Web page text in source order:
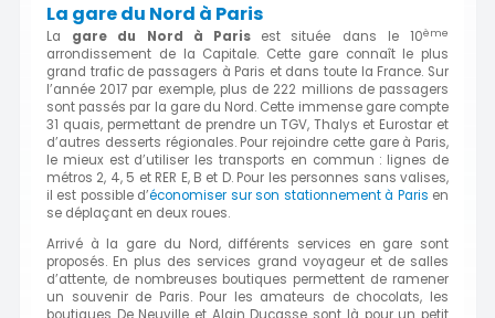
La gare du Nord à Paris
La gare du Nord à Paris est située dans le 10ème
arrondissement de la Capitale. Cette gare connaît le plus
grand trafic de passagers à Paris et dans toute la France. Sur
l’année 2017 par exemple, plus de 222 millions de passagers
sont passés par la gare du Nord. Cette immense gare compte
31 quais, permettant de prendre un TGV, Thalys et Eurostar et
d’autres desserts régionales. Pour rejoindre cette gare à Paris,
le mieux est d’utiliser les transports en commun : lignes de
métros 2, 4, 5 et RER E, B et D. Pour les personnes sans valises,
il est possible d’économiser sur son stationnement à Paris en
se déplaçant en deux roues.
Arrivé à la gare du Nord, différents services en gare sont
proposés. En plus des services grand voyageur et de salles
d’attente, de nombreuses boutiques permettent de ramener
un souvenir de Paris. Pour les amateurs de chocolats, les